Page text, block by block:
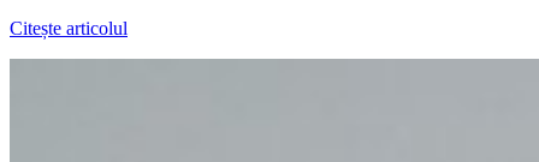
Citește articolul